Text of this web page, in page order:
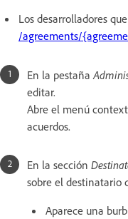
Los desarrolladores
/agreements/
En la pestaña
editar.
Abre el menú
acuerdos.
En la sección
sobre el destinatario
Aparece una